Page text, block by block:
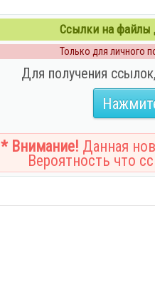
Ссылки на файлы
Только для личного
Для получения
* Внимание! Данная
Вероятность что